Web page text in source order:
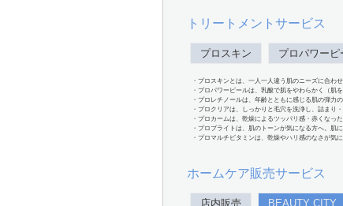
トリートメントサービス
プロスキン プロパワーピ
・プロスキンとは、一人一人違う肌のニーズに合わ
・プロパワーピールは、乳酸で肌をやわらかく（肌
・プロレチノールは、年齢とともに感じる肌の弾力
・プロクリアは、しっかりと毛穴を洗浄し、詰まり
・プロカームは、乾燥によるツッパリ感・赤くなっ
・プロブライトは、肌のトーンが気になる方へ。肌
・プロマルチビタミンは、乾燥やハリ感のなさが気
ホームケア販売サービス
店内販売 BEAUTY CITY